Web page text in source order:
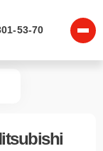
53-70